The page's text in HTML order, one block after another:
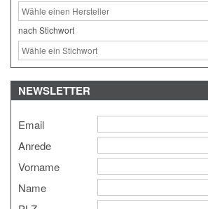
nach Stichwort
NEWSLETTER
Email
Anrede
Vorname
Name